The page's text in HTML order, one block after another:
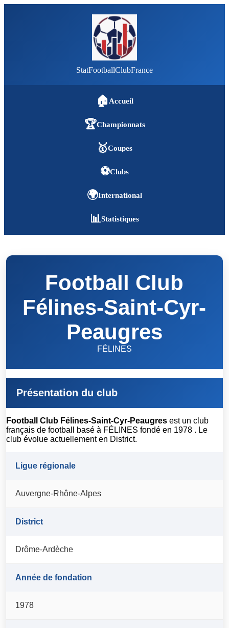
StatFootballClubFrance
🏠 Accueil
🏆Championnats
🥇Coupes
⚽Clubs
🌍International
📊Statistiques
Football Club
Félines-Saint-Cyr-
Peaugres
FÉLINES
Présentation du club
Football Club Félines-Saint-Cyr-Peaugres est un club
français de football basé à FÉLINES fondé en 1978 . Le
club évolue actuellement en District.
Ligue régionale
Auvergne-Rhône-Alpes
District
Drôme-Ardèche
Année de fondation
1978